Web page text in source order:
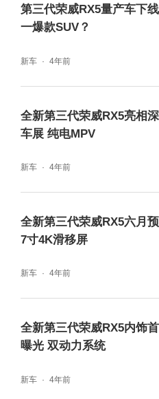
安全，是“12万豪华平
代荣威RX5以丰富的主
守护用户的每一次出行。
中保研汽车安全指数优
安全体系以及双侧
计开发，采用超高强
同级最强车身强度。 “
第三代荣威RX5量产车下
一爆款SUV？
新车 4年前
全新第三代荣威RX5亮相深
车展 纯电MPV
新车 4年前
全新第三代荣威RX5六月
7寸4K滑移屏
新车 4年前
全新第三代荣威RX5内饰
曝光 双动力系统
新车 4年前